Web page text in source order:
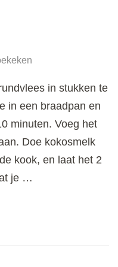
in stukken te
in een braadpan en
minuten. Voeg het
Doe kokosmelk
kook, en laat het 2
je …